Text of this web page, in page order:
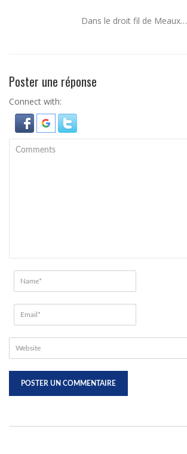
Dans le droit fil de Meaux…
Poster une réponse
Connect with: